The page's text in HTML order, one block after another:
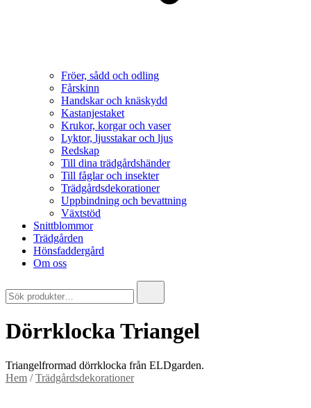
Fröer, sådd och odling
Fårskinn
Handskar och knäskydd
Kastanjestaket
Krukor, korgar och vaser
Lyktor, ljusstakar och ljus
Redskap
Till dina trädgårdshänder
Till fåglar och insekter
Trädgårdsdekorationer
Uppbindning och bevattning
Växtstöd
Snittblommor
Trädgården
Hönsfaddergård
Om oss
for:
Dörrklocka Triangel
Triangelfrormad dörrklocka från ELDgarden.
Hem /Trädgårdsdekorationer